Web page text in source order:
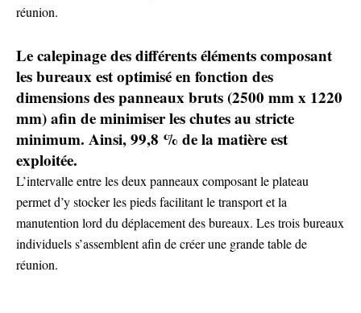
réunion.
Le calepinage des différents éléments composant
les bureauxest optimisé en fonction des
dimensions des panneaux bruts (2500 mm x 1220
mm) afin de minimiser les chutes au stricte
minimum. Ainsi, 99,8 % de la matière est
exploitée.
L’intervalle entre les deux panneaux composant le plateau
permet d’y stocker les pieds facilitant le transport et la
manutention lord du déplacement des bureaux. Les trois bureaux
individuels s’assemblent afin de créer une grande table de
réunion.